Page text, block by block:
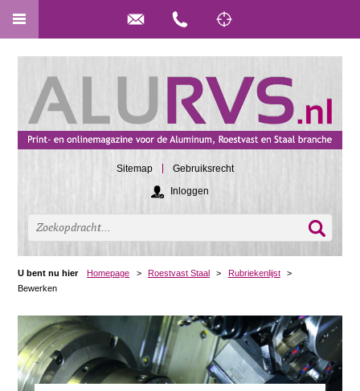
Sitemap
Gebruiksrecht
Inloggen
U bent nu hier Homepage > Roestvast Staal > Rubriekenlijst
>
Bewerken